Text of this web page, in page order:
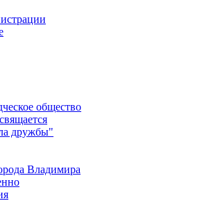
общество
дружбы"
Владимира